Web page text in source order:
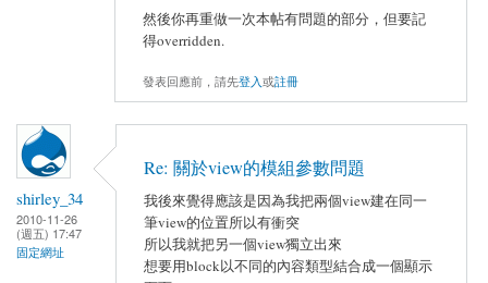
然後你再重做一次本帖有問題的部分，但要記
得overridden.
發表回應前，請先登入或註冊
shirley_34
2010-11-26
(週五) 17:47
固定網址
Re: 關於view的模組參數問題
我後來覺得應該是因為我把兩個view建在同一
筆view的位置所以有衝突
所以我就把另一個view獨立出來
想要用block以不同的內容類型結合成一個顯示